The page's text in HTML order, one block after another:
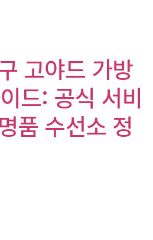
고야드 가방
드: 공식 서비
품 수선소 정